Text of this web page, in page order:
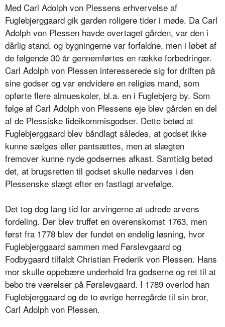
Med Carl Adolph von Plessens erhvervelse af
Fuglebjerggaard gik garden roligere tider i møde. Da Carl
Adolph von Plessen havde overtaget gården, var den i
dårlig stand, og bygningerne var forfaldne, men i løbet af
de følgende 30 år gennemførtes en række forbedringer.
Carl Adolph von Plessen interesserede sig for driften på
sine godser og var endvidere en religiøs mand, som
opførte flere almueskoler, bl.a. en i Fuglebjerg by. Som
følge af Carl Adolph von Plessens eje blev gården en del
af de Plessiske fideikommisgodser. Dette betød at
Fuglebjerggaard blev båndlagt således, at godset ikke
kunne sælges eller pantsættes, men at slægten
fremover kunne nyde godsernes afkast. Samtidig betød
det, at brugsretten til godset skulle nedarves i den
Plessenske slægt efter en fastlagt arvefølge.
Det tog dog lang tid for arvingerne at udrede arvens
fordeling. Der blev truffet en overenskomst 1763, men
først fra 1778 blev der fundet en endelig løsning, hvor
Fuglebjerggaard sammen med Førslevgaard og
Fodbygaard tilfaldt Christian Frederik von Plessen. Hans
mor skulle oppebære underhold fra godserne og ret til at
bebo tre værelser på Førslevgaard. I 1789 overlod han
Fuglebjerggaard og de to øvrige herregårde til sin bror,
Carl Adolph von Plessen.